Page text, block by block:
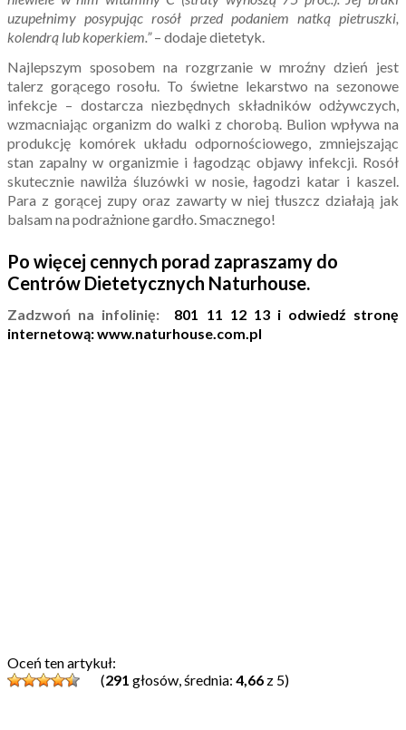
uzupełnimy posypując rosół przed podaniem natką pietruszki,
kolendrą lub koperkiem.”– dodaje dietetyk.
Najlepszym sposobem na rozgrzanie w mroźny dzień jest
talerz gorącego rosołu. To świetne lekarstwo na sezonowe
infekcje – dostarcza niezbędnych składników odżywczych,
wzmacniając organizm do walki z chorobą. Bulion wpływa na
produkcję komórek układu odpornościowego, zmniejszając
stan zapalny w organizmie i łagodząc objawy infekcji. Rosół
skutecznie nawilża śluzówki w nosie, łagodzi katar i kaszel.
Para z gorącej zupy oraz zawarty w niej tłuszcz działają jak
balsam na podrażnione gardło. Smacznego!
Po więcej cennych porad zapraszamy do
Centrów Dietetycznych Naturhouse.
Zadzwoń na infolinię: 801 11 12 13 i odwiedź stronę
internetową: www.naturhouse.com.pl
Oceń ten artykuł:
(291 głosów, średnia: 4,66 z 5)